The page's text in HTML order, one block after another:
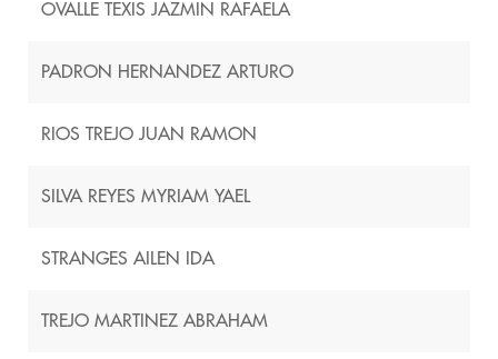
OVALLE TEXIS JAZMIN RAFAELA
PADRON HERNANDEZ ARTURO
RIOS TREJO JUAN RAMON
SILVA REYES MYRIAM YAEL
STRANGES AILEN IDA
TREJO MARTINEZ ABRAHAM